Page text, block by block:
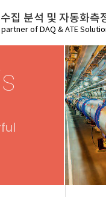
집 분석 및 자동화측
of DAQ & ATE